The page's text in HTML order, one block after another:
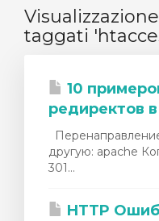
taggati
10
редиректов
другую: apache
301...
HTTP